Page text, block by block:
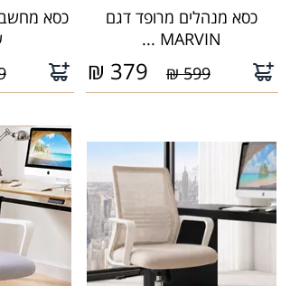
כסא מנהלים מרופד דגם
MARVIN ...
599 ₪
379
₪